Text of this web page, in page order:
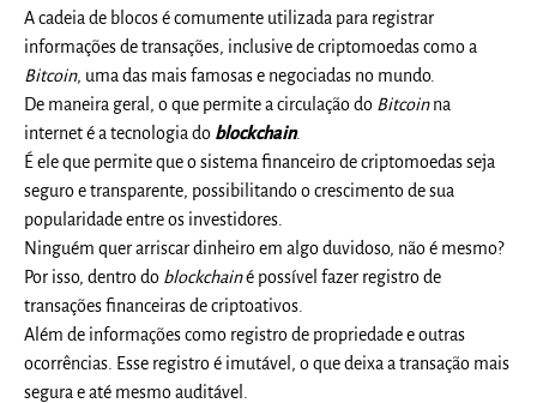
A cadeia de blocos é comumente utilizada para registrar
informações de transações, inclusive de criptomoedas como a
Bitcoin, uma das mais famosas e negociadas no mundo.
De maneira geral, o que permite a circulação do Bitcoinna
internet é a tecnologia do blockchain.
É ele que permite que o sistema financeiro de criptomoedas seja
seguro e transparente, possibilitando o crescimento de sua
popularidade entre os investidores.
Ninguém quer arriscar dinheiro em algo duvidoso, não é mesmo?
Por isso, dentro do blockchainé possível fazer registro de
transações financeiras de criptoativos.
Além de informações como registro de propriedade e outras
ocorrências. Esse registro é imutável, o que deixa a transação mais
segura e até mesmo auditável.